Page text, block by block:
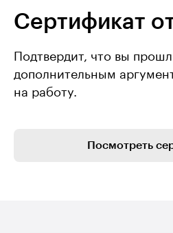
Сертификат
Подтвердит, что вы
дополнительным
на работу.
Посмотреть